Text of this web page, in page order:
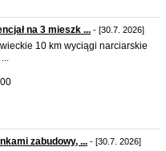
na 3 mieszk ... - [30.7. 2026]
10 km wyciągi narciarskie
zabudowy, ... - [30.7. 2026]